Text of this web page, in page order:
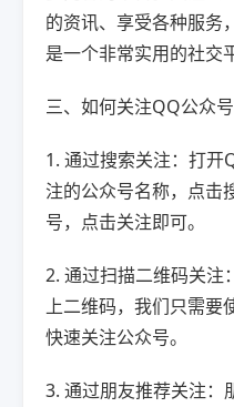
的资讯、享受各种服务
是一个非常实用的社交
三、如何关注QQ公众号
1. 通过搜索关注：打开
注的公众号名称，点击
号，点击关注即可。
2. 通过扫描二维码关注
上二维码，我们只需要
快速关注公众号。
3. 通过朋友推荐关注：